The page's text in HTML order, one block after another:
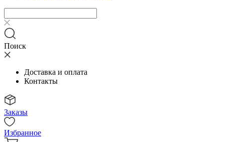
Поиск
Доставка и оплата
Контакты
Заказы
Избранное